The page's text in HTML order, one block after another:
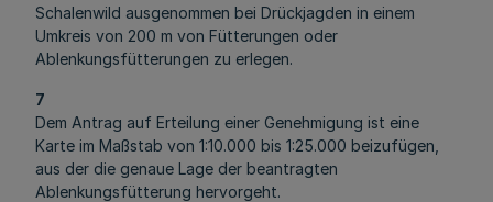
Schalenwild ausgenommen bei Drückjagden in einem
Umkreis von 200 m von Fütterungen oder
Ablenkungsfütterungen zu erlegen.
7
Dem Antrag auf Erteilung einer Genehmigung ist eine
Karte im Maßstab von 1:10.000 bis 1:25.000 beizufügen,
aus der die genaue Lage der beantragten
Ablenkungsfütterung hervorgeht.